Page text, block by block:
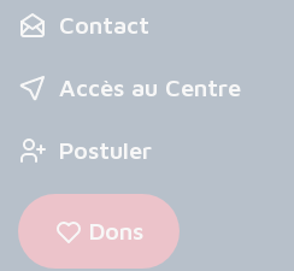
Contact
Accès au Centre
Postuler
Dons